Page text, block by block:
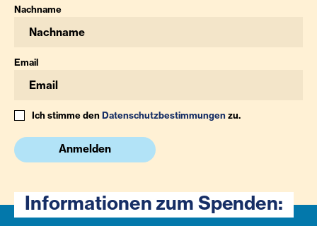
Nachname
Email
Ich stimme denDatenschutzbestimmungenzu.
Anmelden
Informationen zum Spenden: